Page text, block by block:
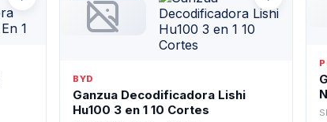
BYD
Ganzua Decodificadora Lishi
Hu100 3 en 1 10 Cortes